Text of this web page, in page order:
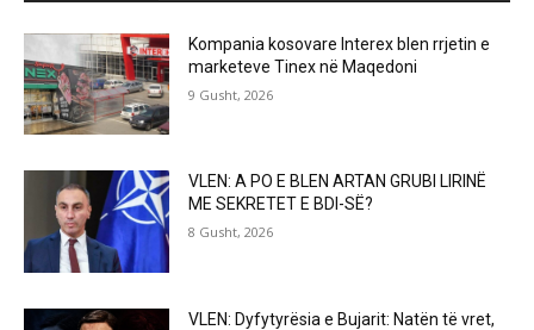
Kompania kosovare Interex blen rrjetin e
marketeve Tinex në Maqedoni
9 Gusht, 2026
VLEN: A PO E BLEN ARTAN GRUBI LIRINË
ME SEKRETET E BDI-SË?
8 Gusht, 2026
VLEN: Dyfytyrësia e Bujarit: Natën të vret,